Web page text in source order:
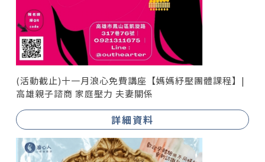
(活動截止)十一月浪心免費講座【媽媽紓壓團體課程】|
高雄親子諮商 家庭壓力 夫妻關係
詳細資料